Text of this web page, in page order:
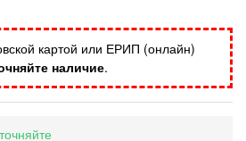
картой или ЕРИП (онлайн)
наличие.